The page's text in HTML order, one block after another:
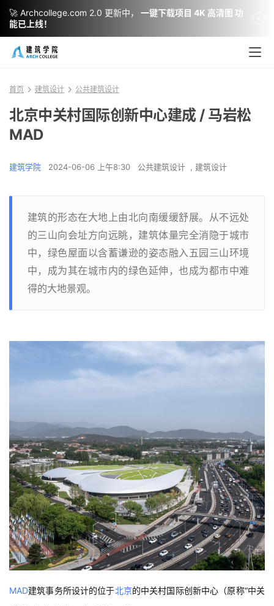
首页 建筑设计 公共建筑设计
北京中关村国际创新中心建成 / 马岩松
MAD
建筑学院 2024-06-06 上午8:30 公共建筑设计 , 建筑设计
建筑的形态在大地上由北向南缓缓舒展。从不远处
的三山向会址方向远眺，建筑体量完全消隐于城市
中，绿色屋面以含蓄谦逊的姿态融入五园三山环境
中，成为其在城市内的绿色延伸，也成为都市中难
得的大地景观。
MAD建筑事务所设计的位于北京的中关村国际创新中心（原称“中关
🚀 Archcollege.com 2.0 更新中，
一键下载项目 4K 高清图 功
能已上线！